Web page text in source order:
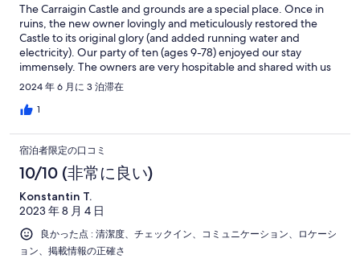
The Carraigin Castle and grounds are a special place. Once in
ruins, the new owner lovingly and meticulously restored the
Castle to its original glory (and added running water and
electricity). Our party of ten (ages 9-78) enjoyed our stay
immensely. The owners are very hospitable and shared with us
the history of the site. As descendants of George Staunton on
my mother's side, the time at the Castle and at Cargin Cemetery
held special meaning for us. Geraldine is a delightful
first meal (an enormous feast) as the leftovers (along with soda
bread, scones and fruit) will fill your party for several days. We
would have liked to take the boat out onto Lough Corrib but
some flight cancellations affected our opportunity to use the
boat. The white castle, verdant green landscaping, and the
reflection of the cloudy, blue sky on the lake is beautiful and
peaceful. We hope to return again for a longer stay.
2024 年 6 月に 3 泊滞在
1
宿泊者限定の口コミ
10/10 (非常に良い)
Konstantin T.
2023 年 8 月 4 日
良かった点 : 清潔度、チェックイン、コミュニケーション、ロケーシ
ョン、掲載情報の正確さ